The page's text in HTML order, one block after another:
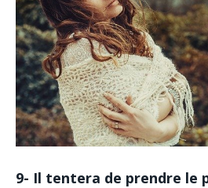
9- Il tentera de prendre le